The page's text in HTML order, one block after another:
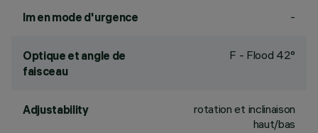
lm en mode d'urgence -
Optique et angle de
faisceau
F - Flood 42°
Adjustability
rotation et inclinaison
haut/bas